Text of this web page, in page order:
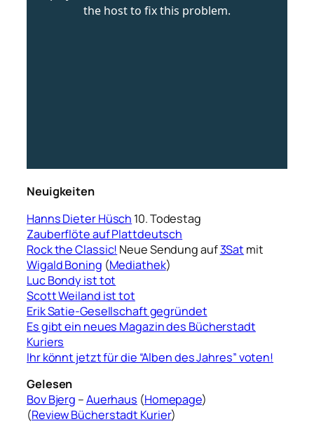
Neuigkeiten
Hanns Dieter Hüsch 10. Todestag
Zauberflöte auf Plattdeutsch
Rock the Classic! Neue Sendung auf3Sat mit
Wigald Boning (Mediathek)
Luc Bondy ist tot
Scott Weiland ist tot
Erik Satie-Gesellschaft gegründet
Es gibt ein neues Magazin des Bücherstadt
Kuriers
Ihr könnt jetzt für die “Alben des Jahres” voten!
Gelesen
Bov Bjerg –Auerhaus (Homepage)
(Review Bücherstadt Kurier)